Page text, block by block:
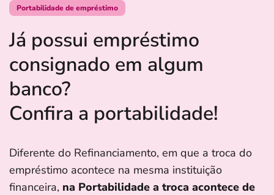
Portabilidade de empréstimo
Já possui empréstimo
consignado em algum
banco?
Confira a portabilidade!
Diferente do Refinanciamento, em que a troca do
empréstimo acontece na mesma instituição
financeira, na Portabilidade a troca acontece de